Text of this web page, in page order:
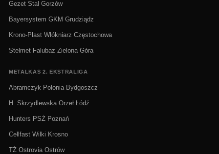
Gezet Stal Gorzów
Bayersystem GKM Grudziądz
Krono-Plast Włókniarz Częstochowa
Stelmet Falubaz Zielona Góra
METALKAS 2. EKSTRALIGA
Abramczyk Polonia Bydgoszcz
H. Skrzydlewska Orzeł Łódź
Hunters PSŻ Poznań
Cellfast Wilki Krosno
TŻ Ostrovia Ostrów